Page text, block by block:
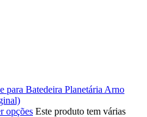
para Batedeira Planetária Arno
opções Este produto tem várias